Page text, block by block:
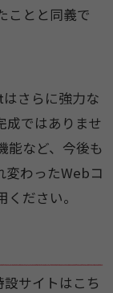
ことと同義で
さらに強力な
成ではありませ
能など、今後も
変わったWebコ
ださい。
サイトはこち